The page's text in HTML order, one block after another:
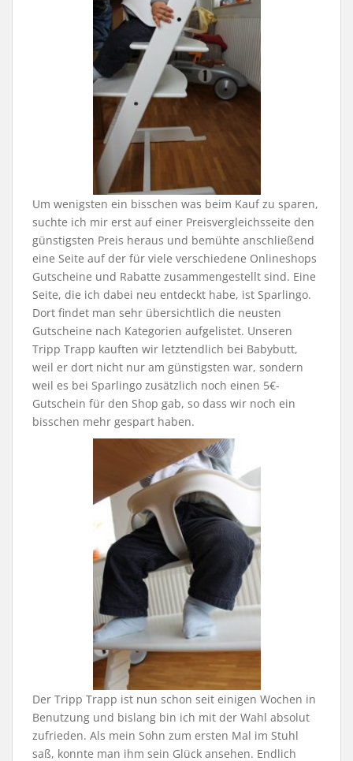
Um wenigsten ein bisschen was beim Kauf zu sparen,
suchte ich mir erst auf einer Preisvergleichsseite den
günstigsten Preis heraus und bemühte anschließend
eine Seite auf der für viele verschiedene Onlineshops
Gutscheine und Rabatte zusammengestellt sind. Eine
Seite, die ich dabei neu entdeckt habe, ist Sparlingo.
Dort findet man sehr übersichtlich die neusten
Gutscheine nach Kategorien aufgelistet. Unseren
Tripp Trapp kauften wir letztendlich bei Babybutt,
weil er dort nicht nur am günstigsten war, sondern
weil es bei Sparlingo zusätzlich noch einen 5€-
Gutschein für den Shop gab, so dass wir noch ein
bisschen mehr gespart haben.
Der Tripp Trapp ist nun schon seit einigen Wochen in
Benutzung und bislang bin ich mit der Wahl absolut
zufrieden. Als mein Sohn zum ersten Mal im Stuhl
saß, konnte man ihm sein Glück ansehen. Endlich